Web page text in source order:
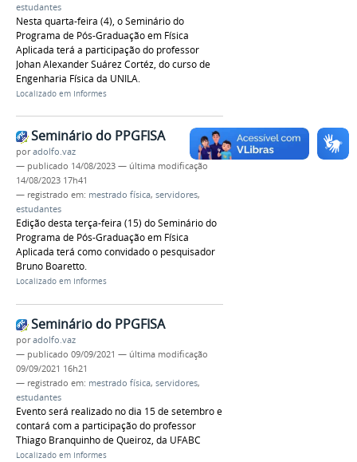
estudantes
Nesta quarta-feira (4), o Seminário do
Programa de Pós-Graduação em Física
Aplicada terá a participação do professor
Johan Alexander Suárez Cortéz, do curso de
Engenharia Física da UNILA.
Localizado em Informes
Seminário do PPGFISA
poradolfo.vaz
— publicado 14/08/2023 — última modificação
14/08/2023 17h41
— registrado em: mestrado física, servidores,
estudantes
Edição desta terça-feira (15) do Seminário do
Programa de Pós-Graduação em Física
Aplicada terá como convidado o pesquisador
Bruno Boaretto.
Localizado em Informes
Seminário do PPGFISA
poradolfo.vaz
— publicado 09/09/2021 — última modificação
09/09/2021 16h21
— registrado em: mestrado física, servidores,
estudantes
Evento será realizado no dia 15 de setembro e
contará com a participação do professor
Thiago Branquinho de Queiroz, da UFABC
Localizado em Informes